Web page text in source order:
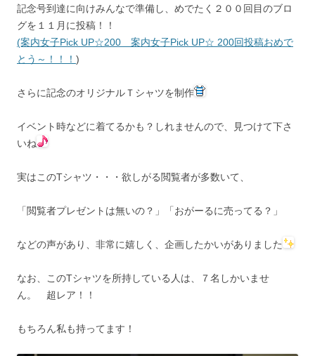
記念号到達に向けみんなで準備し、めでたく２００回目のブロ
グを１１月に投稿！！
(案内女子Pick UP☆200 案内女子Pick UP☆ 200回投稿おめで
とう～！！！ )
さらに記念のオリジナルＴシャツを制作
イベント時などに着てるかも？しれませんので、見つけて下さ
いね
実はこのTシャツ・・・欲しがる閲覧者が多数いて、
「閲覧者プレゼントは無いの？」「おがーるに売ってる？」
などの声があり、非常に嬉しく、企画したかいがありました
なお、このTシャツを所持している人は、７名しかいませ
ん。 超レア！！
もちろん私も持ってます！